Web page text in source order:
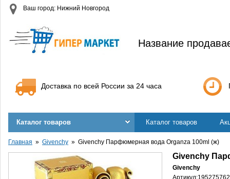
Ваш город: Нижний Новгород
Название
Доставка по всей России за 24 часа
Каталог товаров Каталог товаров
Главная Givenchy Givenchy Парфюмерная вода Organza 100ml (ж)
Givenchy
Givenchy
Артикул: